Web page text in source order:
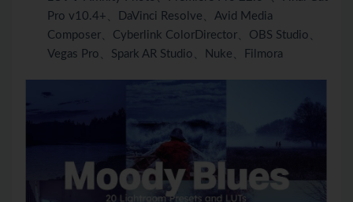
Pro v10.4+、DaVinci Resolve、Avid Media
Composer、Cyber​​link ColorDirector、OBS Studio、
Vegas Pro、Spark AR Studio、Nuke、Filmora